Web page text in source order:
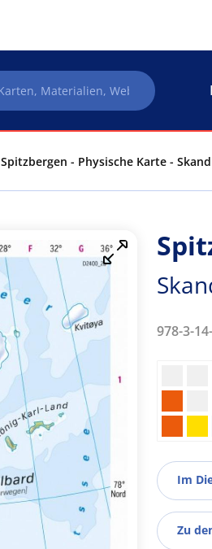
Spitzbergen - Physische Karte -
978-3-
Im
Zu